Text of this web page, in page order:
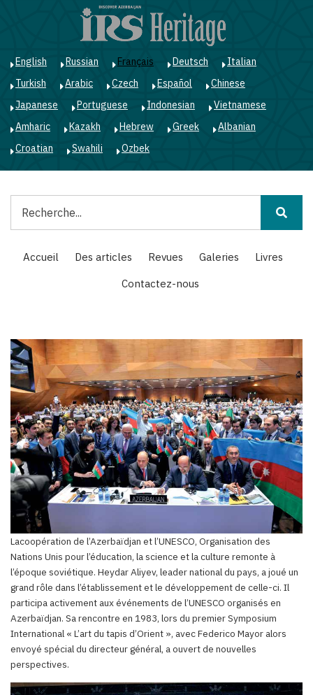
English Russian Français Deutsch
Italian
Turkish
Arabic Czech Español
Chinese
Japanese
Portuguese Indonesian
Vietnamese
Amharic
Kazakh Hebrew Greek
Albanian
Croatian
Swahili Ozbek
Main
navigation
Accueil Des articles Revues Galeries
Livres
Contactez-nous
Lacoopération de l’Azerbaïdjan et l’UNESCO, Organisation des
Nations Unis pour l’éducation, la science et la culture remonte à
l’époque soviétique. Heydar Aliyev, leader national du pays, a joué un
grand rôle dans l’établissement et le développement de celle-ci. Il
participa activement aux événements de l’UNESCO organisés en
Azerbaïdjan. Sa rencontre en 1983, lors du premier Symposium
International « L’art du tapis d’Orient », avec Federico Mayor alors
envoyé spécial du directeur général, a ouvert de nouvelles
perspectives.